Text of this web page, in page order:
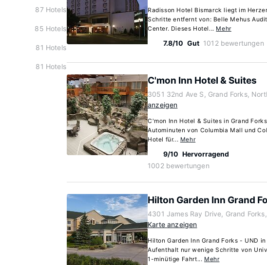
87 Hotels
85 Hotels
81 Hotels
81 Hotels
Radisson Hotel Bismarck liegt im
Schritte entfernt von: Belle Mehus
Center. Dieses Hotel... Mehr
7.8/10 Gut 1012 bewertungen
C'mon Inn Hotel & Suites
3051 32nd Ave S, Grand Forks,
anzeigen
C'mon Inn Hotel & Suites in Grand
Autominuten von Columbia Mall und
Hotel für... Mehr
9/10 Hervorragend
1002 bewertungen
Hilton Garden Inn Grand
4301 James Ray Drive, Grand
Karte anzeigen
Hilton Garden Inn Grand Forks - UND
Aufenthalt nur wenige Schritte von
1-minütige Fahrt... Mehr